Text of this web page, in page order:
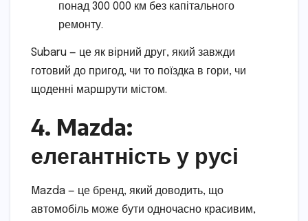
понад 300 000 км без капітального
ремонту.
Subaru — це як вірний друг, який завжди
готовий до пригод, чи то поїздка в гори, чи
щоденні маршрути містом.
4. Mazda:
елегантність у русі
Mazda — це бренд, який доводить, що
автомобіль може бути одночасно красивим,